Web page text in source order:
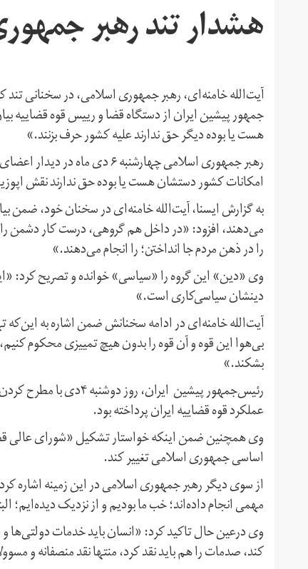
هشدار تند رهبر
آیت‌الله خامنه‌ای، رهبر جمهوری اسلامی، در سخنانی
جمهور پیشین ایران از دستگاه قضا و رییس قوه قضاییه
هست یا بوده دیگر حق ندارند علیه کشور حرف بزنند.»
رهبر جمهوری اسلامی
امکانات کشور دستشان هست یا بوده حق ندارند نقش
به گزارش ایسنا، آیت‌الله خامنه‌ای در سخنان خود،
می‌دهند، افزود: «در داخل هم گروهی، درست کار دشمن
را در ذهن مردم جا انداختن؛ را انجام می‌دهند.»
وی «دین» این گروه را «سیاسی» خوانده و تصریح کرد:
دینشان سیاسی‌کاری است.»
آیت‌الله خامنه‌ای در ادامه سخنانش ضمن اشاره به
بی‌هوا این قوه و آن قوه را بدون هیچ تمییزی محکوم
بشکند.»
عملکرد قوه قضاییه ایران پرداخته بود.
وی همچنین ضمن اینکه خواستار تشکیل «شورای عالی
اساسی جمهوری اسلامی تغییر کند.
از سوی دیگر رهبر جمهوری اسلامی در این زمینه
مهمی انجام داده‌اند؛ خب ما بودیم و از نزدیک دیده‌ایم؛
وی درعین حال تاکید کرد: «انسان باید خدمات
کند، صدمات را هم باید نقد کرد، منتها نقد منصفانه و